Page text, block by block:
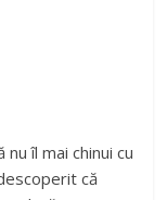
îl mai chinui cu
că